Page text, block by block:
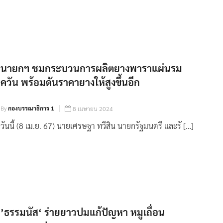
นายกฯ ชมกระบวนการผลิตยางพาราแผ่นรม
ควัน พร้อมดันราคายางให้สูงขึ้นอีก
Byกองบรรณาธิการ 1 8 เมษายน 2024
วันนี้ (8 เม.ย. 67) นายเศรษฐา ทวีสิน นายกรัฐมนตรี และรั […]
’ธรรมนัส‘ ร่ายยาวปมแก้ปัญหา หมูเถื่อน